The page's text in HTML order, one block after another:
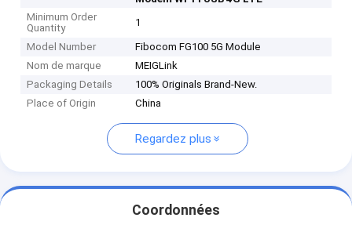
Minimum Order
Quantity
1
Model Number
Fibocom FG100 5G Module
Nom de marque
MEIGLink
Packaging Details
100% Originals Brand-New.
Place of Origin
China
Regardez plus
Coordonnées